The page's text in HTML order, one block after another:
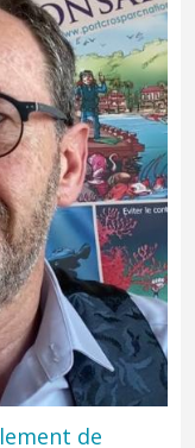
de
de la nature.